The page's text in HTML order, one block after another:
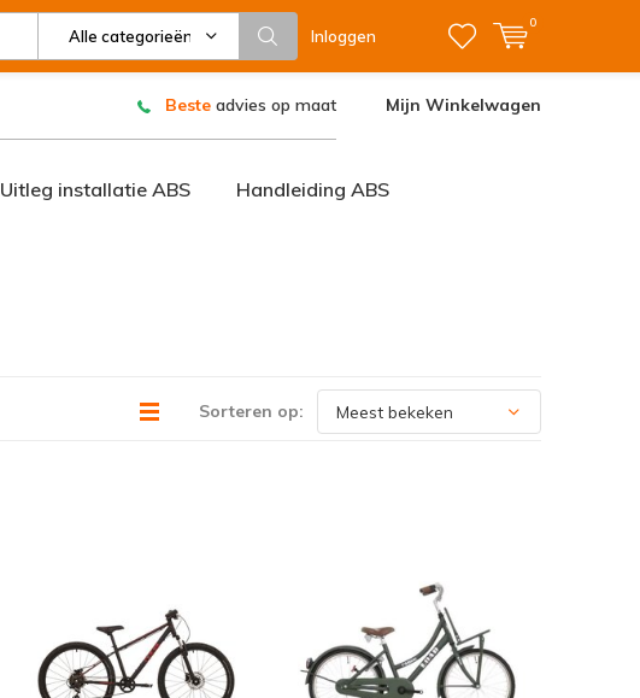
Alle categorieën Inloggen
0
Beste advies op maat Mijn Winkelwagen
Uitleg installatie ABS Handleiding ABS
Sorteren op: